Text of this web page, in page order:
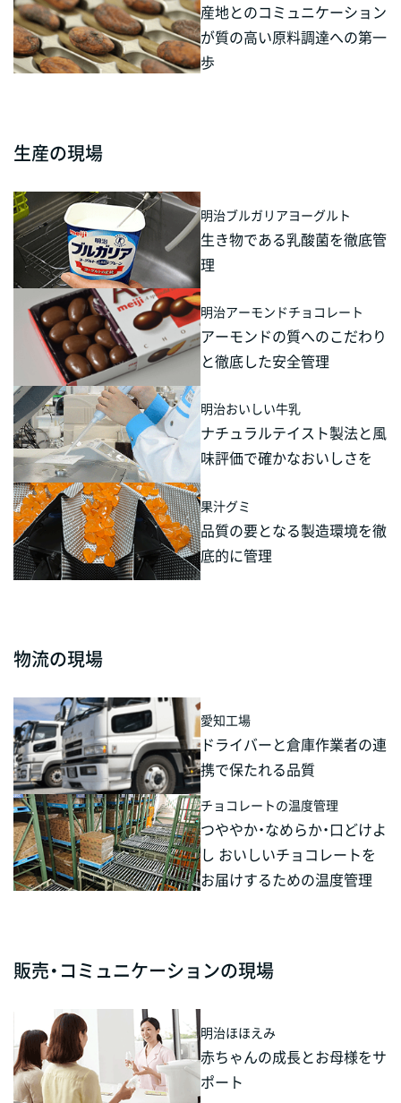
産地とのコミュニケーション
が質の高い原料調達への第一
歩
生産の現場
明治ブルガリアヨーグルト
生き物である乳酸菌を徹底管
理
明治アーモンドチョコレート
アーモンドの質へのこだわり
と徹底した安全管理
明治おいしい牛乳
ナチュラルテイスト製法と風
味評価で確かなおいしさを
果汁グミ
品質の要となる製造環境を徹
底的に管理
物流の現場
愛知工場
ドライバーと倉庫作業者の連
携で保たれる品質
チョコレートの温度管理
つややか・なめらか・口どけよ
し おいしいチョコレートを
お届けするための温度管理
販売・コミュニケーションの現場
明治ほほえみ
赤ちゃんの成長とお母様をサ
ポート